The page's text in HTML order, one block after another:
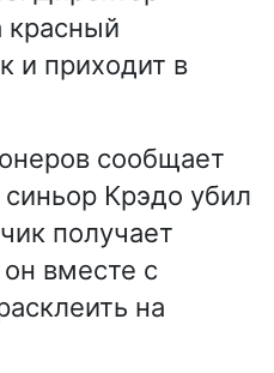
красный
и приходит в
сообщает
Крэдо убил
получает
вместе с
на